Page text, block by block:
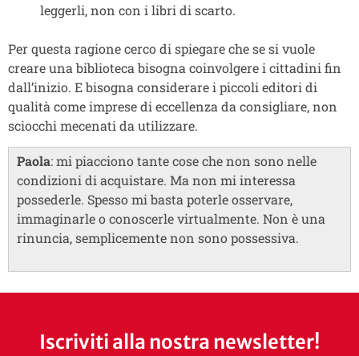
leggerli, non con i libri di scarto.
Per questa ragione cerco di spiegare che se si vuole
creare una biblioteca bisogna coinvolgere i cittadini fin
dall’inizio. E bisogna considerare i piccoli editori di
qualità come imprese di eccellenza da consigliare, non
sciocchi mecenati da utilizzare.
Paola: mi piacciono tante cose che non sono nelle
condizioni di acquistare. Ma non mi interessa
possederle. Spesso mi basta poterle osservare,
immaginarle o conoscerle virtualmente. Non è una
rinuncia, semplicemente non sono possessiva.
Iscriviti alla nostra newsletter!